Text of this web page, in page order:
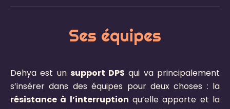
Ses équipes
Dehya est un support DPS qui va principalement
s’insérer dans des équipes pour deux choses : la
résistance à l’interruption qu’elle apporte et la